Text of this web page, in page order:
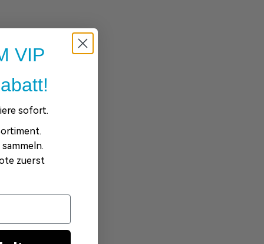
VIP
sofort.
zuerst